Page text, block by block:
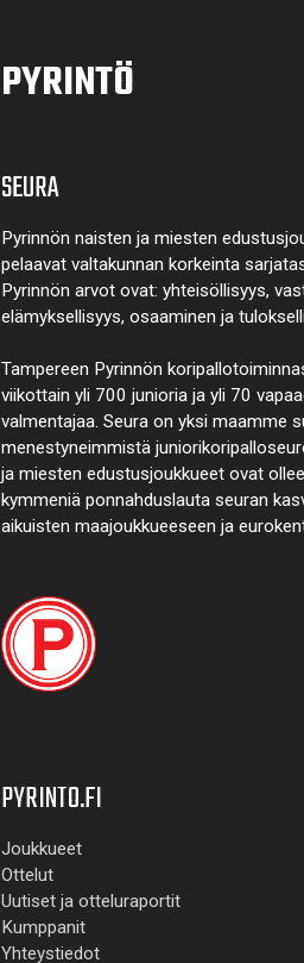
PYRINTÖ
SEURA
Pyrinnön naisten ja miesten
pelaavat valtakunnan korkeinta
Pyrinnön arvot ovat: yhteisöl­lisyys,
elämyk­sellisyys, osaaminen ja
Tampereen Pyrinnön
viikottain yli 700 junioria ja yli 70
valmen­tajaa. Seura on yksi maamme
menes­tyneim­mistä
ja miesten edustus­joukkueet ovat
kymmeniä ponnahdus­lauta seuran
aikuisten maa­joukkueeseen ja
PYRINTO.FI
Joukkueet
Ottelut
Uutiset ja otteluraportit
Kumppanit
Yhteystiedot